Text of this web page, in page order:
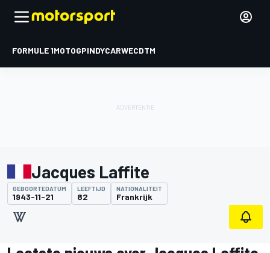
FORMULE 1MOTOGPINDYCARWECDTM
Jacques Laffite
GEBOORTEDATUM
1943-11-21
LEEFTIJD
82
NATIONALITEIT
Frankrijk